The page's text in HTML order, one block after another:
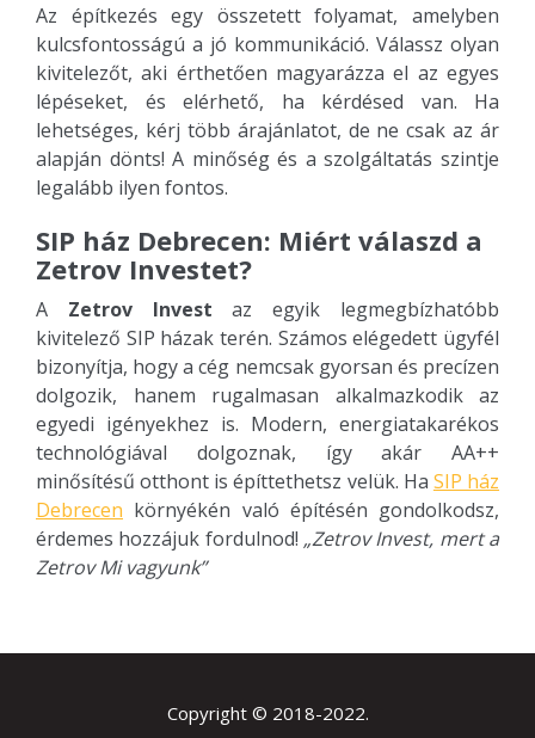
Az építkezés egy összetett folyamat, amelyben
kulcsfontosságú a jó kommunikáció. Válassz olyan
kivitelezőt, aki érthetően magyarázza el az egyes
lépéseket, és elérhető, ha kérdésed van. Ha
lehetséges, kérj több árajánlatot, de ne csak az ár
alapján dönts! A minőség és a szolgáltatás szintje
legalább ilyen fontos.
SIP ház Debrecen: Miért válaszd a
Zetrov Investet?
A Zetrov Investaz egyik legmegbízhatóbb
kivitelező SIP házak terén. Számos elégedett ügyfél
bizonyítja, hogy a cég nemcsak gyorsan és precízen
dolgozik, hanem rugalmasan alkalmazkodik az
egyedi igényekhez is. Modern, energiatakarékos
technológiával dolgoznak, így akár AA++
minősítésű otthont is építtethetsz velük. Ha SIP ház
Debrecen környékén való építésén gondolkodsz,
érdemes hozzájuk fordulnod! „Zetrov Invest, mert a
Zetrov Mi vagyunk”
Copyright © 2018-2022.